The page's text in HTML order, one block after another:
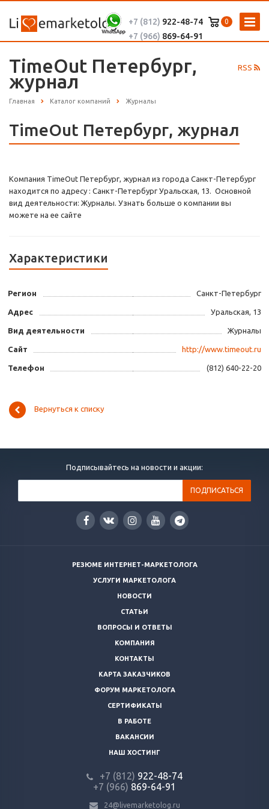
0
+7 (812) 922-48-74
+7 (966) 869-64-91
RSS
TimeОut Петербург,
журнал
Главная Каталог компаний Журналы
TimeОut Петербург, журнал
Компания TimeОut Петербург, журнал из города Санкт-Петербург
находится по адресу : Санкт-Петербург Уральская, 13. Основной
вид деятельности: Журналы. Узнать больше о компании вы
можете на ее сайте
Характеристики
Регион Санкт-Петербург
Адрес Уральская, 13
Вид деятельности Журналы
Сайт http://www.timeout.ru
Телефон (812) 640-22-20
Вернуться к списку
Подписывайтесь на новости и акции:
РЕЗЮМЕ ИНТЕРНЕТ-МАРКЕТОЛОГА
УСЛУГИ МАРКЕТОЛОГА
НОВОСТИ
СТАТЬИ
ВОПРОСЫ И ОТВЕТЫ
КОМПАНИЯ
КОНТАКТЫ
КАРТА ЗАКАЗЧИКОВ
ФОРУМ МАРКЕТОЛОГА
СЕРТИФИКАТЫ
В РАБОТЕ
ВАКАНСИИ
НАШ ХОСТИНГ
+7 (812) 922-48-74
+7 (966) 869-64-91
24@livemarketolog.ru